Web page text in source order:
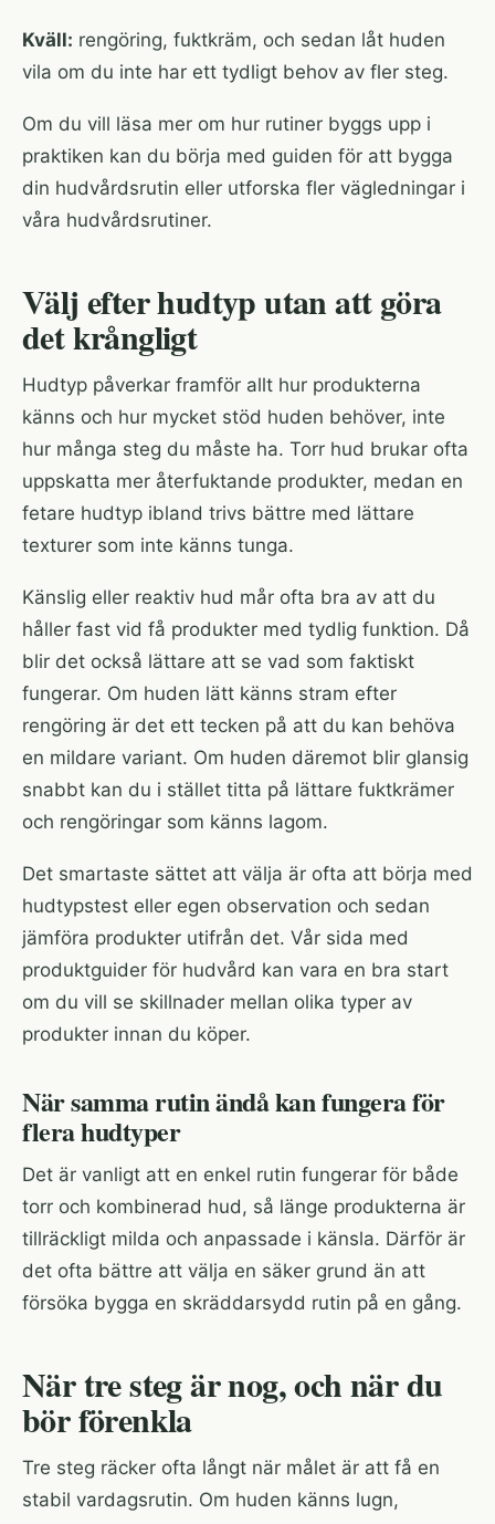
Kväll: rengöring, fuktkräm, och sedan låt huden
vila om du inte har ett tydligt behov av fler steg.
Om du vill läsa mer om hur rutiner byggs upp i
praktiken kan du börja med guiden för att bygga
din hudvårdsrutin eller utforska fler vägledningar i
våra hudvårdsrutiner.
Välj efter hudtyp utan att göra
det krångligt
Hudtyp påverkar framför allt hur produkterna
känns och hur mycket stöd huden behöver, inte
hur många steg du måste ha. Torr hud brukar ofta
uppskatta mer återfuktande produkter, medan en
fetare hudtyp ibland trivs bättre med lättare
texturer som inte känns tunga.
Känslig eller reaktiv hud mår ofta bra av att du
håller fast vid få produkter med tydlig funktion. Då
blir det också lättare att se vad som faktiskt
fungerar. Om huden lätt känns stram efter
rengöring är det ett tecken på att du kan behöva
en mildare variant. Om huden däremot blir glansig
snabbt kan du i stället titta på lättare fuktkrämer
och rengöringar som känns lagom.
Det smartaste sättet att välja är ofta att börja med
hudtypstest eller egen observation och sedan
jämföra produkter utifrån det. Vår sida med
produktguider för hudvård kan vara en bra start
om du vill se skillnader mellan olika typer av
produkter innan du köper.
När samma rutin ändå kan fungera för
flera hudtyper
Det är vanligt att en enkel rutin fungerar för både
torr och kombinerad hud, så länge produkterna är
tillräckligt milda och anpassade i känsla. Därför är
det ofta bättre att välja en säker grund än att
försöka bygga en skräddarsydd rutin på en gång.
När tre steg är nog, och när du
bör förenkla
Tre steg räcker ofta långt när målet är att få en
stabil vardagsrutin. Om huden känns lugn,